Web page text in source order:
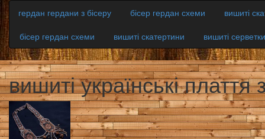
гердан гердани з бісеру бісер гердан схеми
вишиті
бісер гердан схеми
вишиті скатертини вишиті серветки
вишиті українські